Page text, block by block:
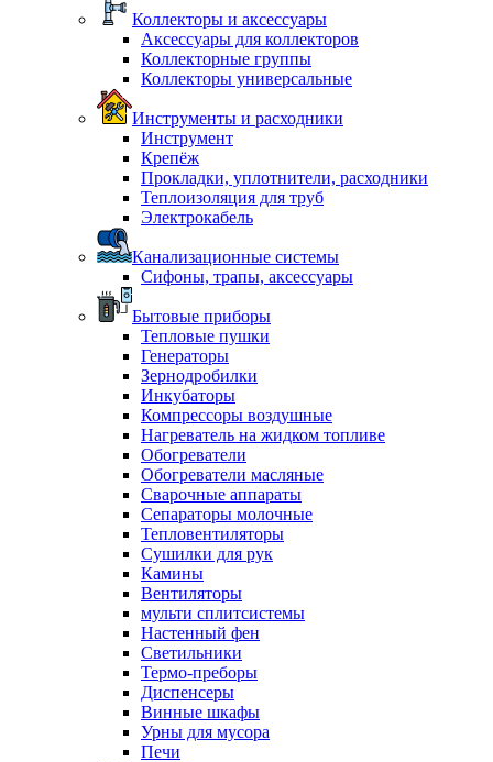
Коллекторы и аксессуары
Аксессуары для коллекторов
Коллекторные группы
Коллекторы универсальные
Инструменты и расходники
Инструмент
Крепёж
Прокладки, уплотнители, расходники
Теплоизоляция для труб
Электрокабель
Канализационные системы
Сифоны, трапы, аксессуары
Бытовые приборы
Тепловые пушки
Генераторы
Зернодробилки
Инкубаторы
Компрессоры воздушные
Нагреватель на жидком топливе
Обогреватели
Обогреватели масляные
Сварочные аппараты
Сепараторы молочные
Тепловентиляторы
Сушилки для рук
Камины
Вентиляторы
мульти сплитсистемы
Настенный фен
Светильники
Термо-преборы
Диспенсеры
Винные шкафы
Урны для мусора
Печи